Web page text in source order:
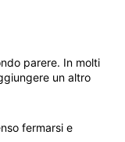
parere. In molti
un altro
fermarsi e